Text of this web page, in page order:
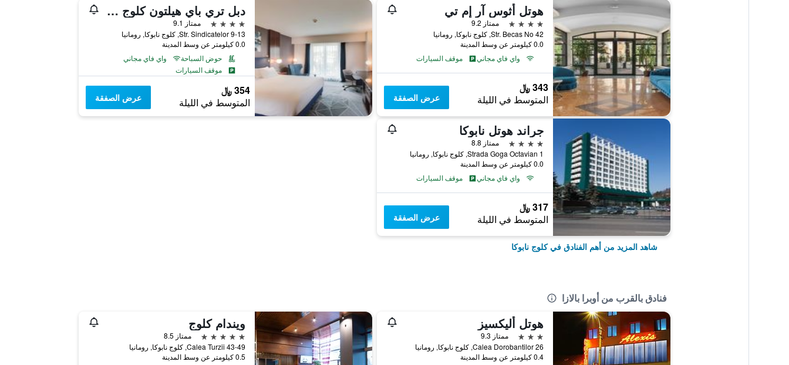
هوتل أثوس آر إم تي
4 نجوم
ممتاز 9.2
Str. Becas No 42, كلوج نابوكا, رومانيا
0.0 كيلومتر عن وسط المدينة
واي فاي مجاني
موقف السيارات
343 ﷼
المتوسط في الليلة عرض الصفقة
دبل تري باي هيلتون كلوج - سيتي بلازا
4 نجوم
ممتاز 9.1
Str. Sindicatelor 9-13, كلوج نابوكا, رومانيا
0.0 كيلومتر عن وسط المدينة
حوض السباحة
واي فاي مجاني
موقف السيارات
354 ﷼
المتوسط في الليلة عرض الصفقة
جراند هوتل نابوكا
4 نجوم
ممتاز 8.8
Strada Goga Octavian 1, كلوج نابوكا, رومانيا
0.0 كيلومتر عن وسط المدينة
واي فاي مجاني
موقف السيارات
317 ﷼
المتوسط في الليلة عرض الصفقة
شاهد المزيد من أهم الفنادق في كلوج نابوكا
فنادق بالقرب من أوبرا بالازا
هوتل أليكسيز
3 نجوم
ممتاز 9.3
Calea Dorobantilor 26, كلوج نابوكا, رومانيا
0.4 كيلومتر عن وسط المدينة
ويندام كلوج
5 نجوم
ممتاز 8.5
Calea Turzii 43-49, كلوج نابوكا, رومانيا
0.5 كيلومتر عن وسط المدينة